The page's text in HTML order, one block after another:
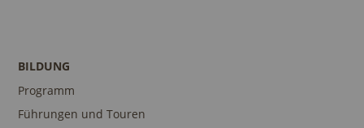
BILDUNG
Programm
Führungen und Touren